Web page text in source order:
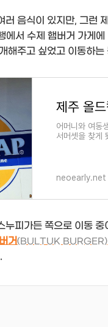
러 음식이 있지만, 그런
에서 수제 햄버거 가게
해주고 싶었고 이동하
어머니와 여동
서머셋을 찾게
neoearly.net
누피가든 쪽으로 이동
거(BULTUK BURGER)